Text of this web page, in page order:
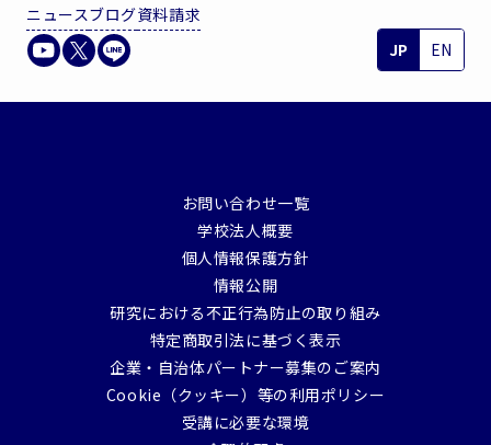
ニュースブログ資料請求
JP
EN
お問い合わせ一覧
学校法人概要
個人情報保護方針
情報公開
研究における不正行為防止の取り組み
特定商取引法に基づく表示
企業・自治体パートナー募集のご案内
Cookie（クッキー）等の利用ポリシー
受講に必要な環境